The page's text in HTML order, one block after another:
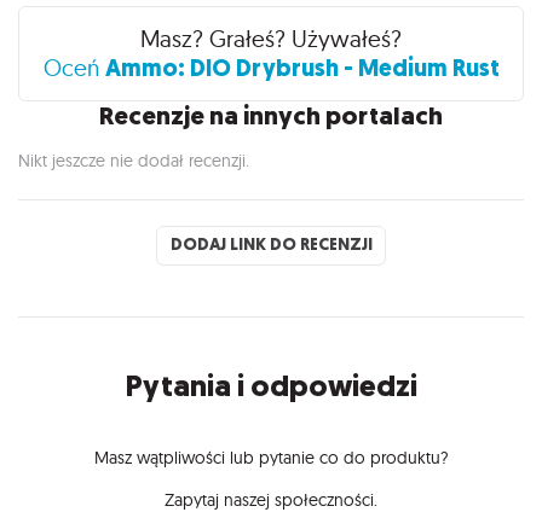
Recenzje
Masz? Grałeś? Używałeś?
Oceń Ammo: DIO Drybrush - Medium Rust
Recenzje na innych portalach
Nikt jeszcze nie dodał recenzji.
DODAJ LINK DO RECENZJI
Pytania i odpowiedzi
Masz wątpliwości lub pytanie co do produktu?
Zapytaj naszej społeczności.